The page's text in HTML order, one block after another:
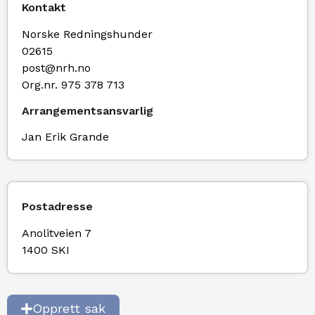
Kontakt
Norske Redningshunder
02615
post@nrh.no
Org.nr. 975 378 713
Arrangementsansvarlig
Jan Erik Grande
Postadresse
Anolitveien 7
1400 SKI
Opprett sak